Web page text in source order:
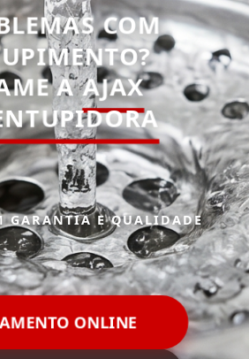
COM
AAJAX
GARANTIA E QUALIDADE
ONLINE